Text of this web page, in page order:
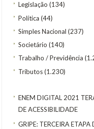
Legislação (134)
Política (44)
Simples Nacional (237)
Societário (140)
Trabalho / Previdência
Tributos(1.230)
ENEM DIGITAL 2021
DE ACESSIBILIDADE
GRIPE: TERCEIRA